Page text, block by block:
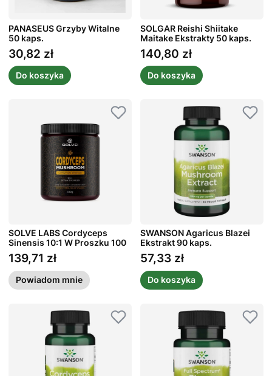
PANASEUS Grzyby Witalne
50 kaps.
Cena
30,82 zł
Do koszyka
SOLGAR Reishi Shiitake
Maitake Ekstrakty 50 kaps.
Cena
140,80 zł
Do koszyka
SOLVE LABS Cordyceps
Sinensis 10:1 W Proszku 100
g
Cena
139,71 zł
Powiadom mnie
SWANSON Agaricus Blazei
Ekstrakt 90 kaps.
Cena
57,33 zł
Do koszyka